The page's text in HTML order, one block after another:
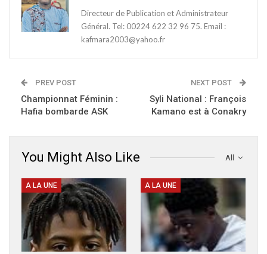
Directeur de Publication et Administrateur
Général. Tel: 00224 622 32 96 75. Email :
kafmara2003@yahoo.fr
PREV POST
Championnat Féminin :
Hafia bombarde ASK
NEXT POST
Syli National : François
Kamano est à Conakry
All
You Might Also Like
A LA UNE A LA UNE